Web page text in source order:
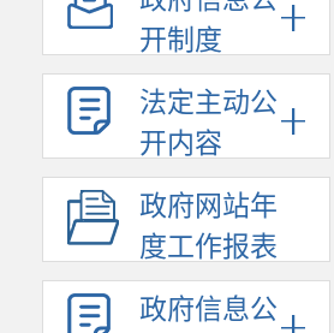
开制度
法定主动公
开内容
政府网站年
度工作报表
政府信息公